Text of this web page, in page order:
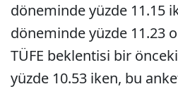
döneminde yüzde 11.15
döneminde yüzde 11.23
TÜFE beklentisi bir
yüzde 10.53 iken, bu